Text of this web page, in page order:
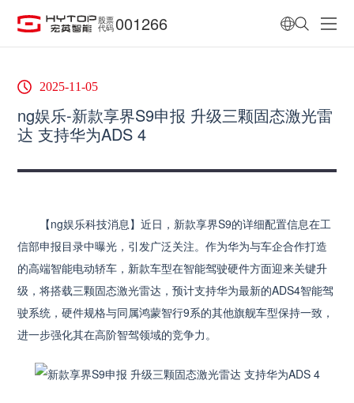
股票
代码 001266
2025-11-05
ng娱乐-新款享界S9申报 升级三颗固态激光雷
达 支持华为ADS 4
【ng娱乐科技消息】近日，新款享界S9的详细配置信息在工
信部申报目录中曝光，引发广泛关注。作为华为与车企合作打造
的高端智能电动轿车，新款车型在智能驾驶硬件方面迎来关键升
级，将搭载三颗固态激光雷达，预计支持华为最新的ADS4智能驾
驶系统，硬件规格与同属鸿蒙智行9系的其他旗舰车型保持一致，
进一步强化其在高阶智驾领域的竞争力。